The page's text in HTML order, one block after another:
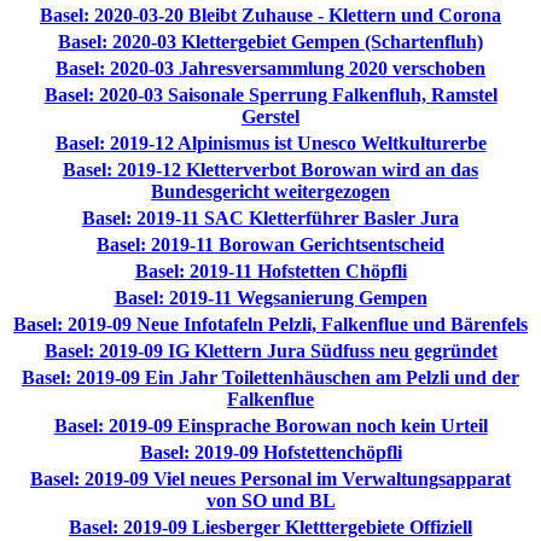
Basel: 2020-03-20 Bleibt Zuhause - Klettern und Corona
Basel: 2020-03 Klettergebiet Gempen (Schartenfluh)
Basel: 2020-03 Jahresversammlung 2020 verschoben
Basel: 2020-03 Saisonale Sperrung Falkenfluh, Ramstel
Gerstel
Basel: 2019-12 Alpinismus ist Unesco Weltkulturerbe
Basel: 2019-12 Kletterverbot Borowan wird an das
Bundesgericht weitergezogen
Basel: 2019-11 SAC Kletterführer Basler Jura
Basel: 2019-11 Borowan Gerichtsentscheid
Basel: 2019-11 Hofstetten Chöpfli
Basel: 2019-11 Wegsanierung Gempen
Basel: 2019-09 Neue Infotafeln Pelzli, Falkenflue und Bärenfels
Basel: 2019-09 IG Klettern Jura Südfuss neu gegründet
Basel: 2019-09 Ein Jahr Toilettenhäuschen am Pelzli und der
Falkenflue
Basel: 2019-09 Einsprache Borowan noch kein Urteil
Basel: 2019-09 Hofstettenchöpfli
Basel: 2019-09 Viel neues Personal im Verwaltungsapparat
von SO und BL
Basel: 2019-09 Liesberger Kletttergebiete Offiziell